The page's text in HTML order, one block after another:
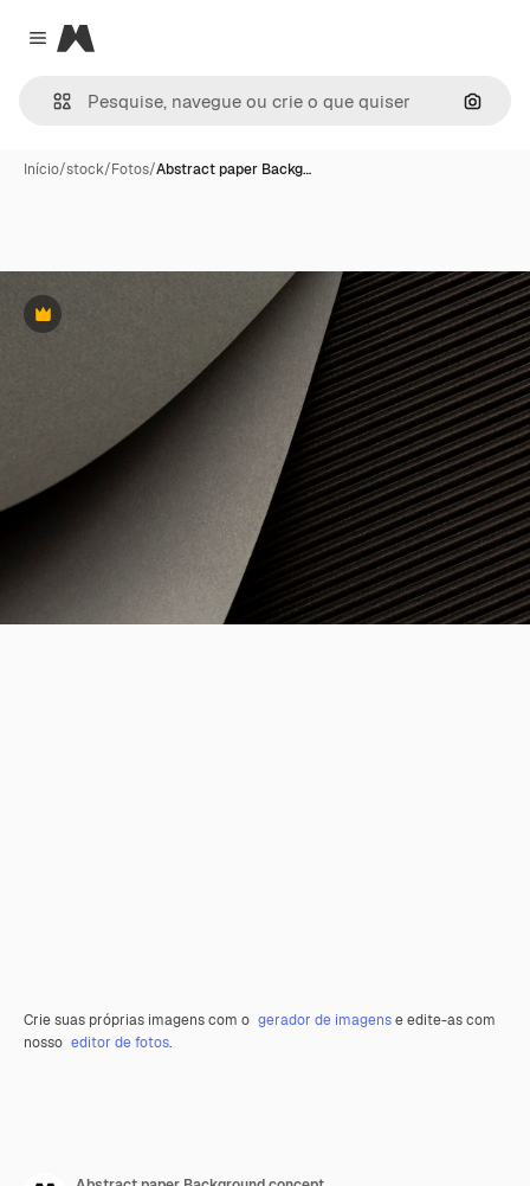
Close menu
Magnific
Início/stock/Fotos/Abstract paper Backg…
Premium
Crie suas próprias imagens com o gerador de imagense edite-as com
nosso editor de fotos.